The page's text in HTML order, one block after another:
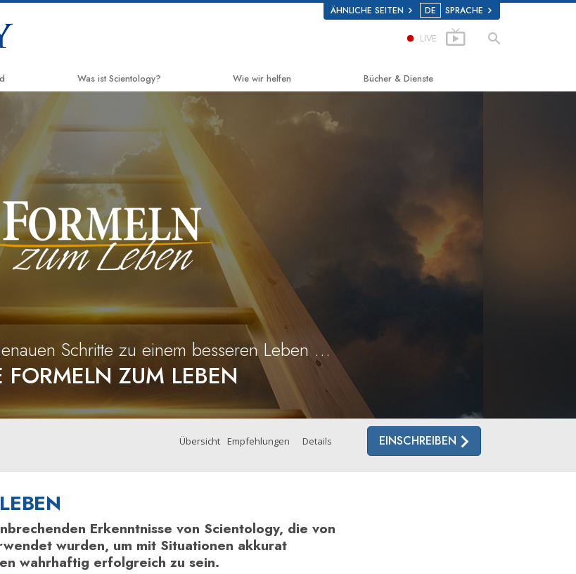
ÄHNLICHE SEITEN DE SPRACHE
LIVE
Was ist Scientology?
Anschauungen und Praxis
Scientology Bekenntnisse und
Was Scientologen über Scientology
sagen
Lernen Sie einen Scientologen kennen
Innerhalb einer Scientology Kirche
Die Grundprinzipien der Scientology
Eine Einführung in die Dianetik
Liebe und Hass – Was ist Größe?
Wie wir helfen
Der Weg zum Glücklichsein
Applied Scholastics
United for Human Rights (Vereint für
Menschenrechte)
Citizens Commission on Human Rights
Ehrenamtliche Scientology Geistliche
Bücher & Dienste
Einführende Bücher
Schritte zu einem besseren Leben …
FORMELN ZUM LEBEN
Übersicht Empfehlungen Details EINSCHREIBEN
Erkenntnisse von Scientology, die von
wurden, um mit Situationen akkurat
wahrhaftig erfolgreich zu sein.